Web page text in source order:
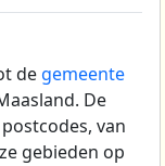
de gemeente
De
van
gebieden op